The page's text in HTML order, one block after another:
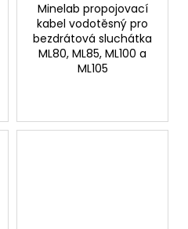
Minelab propojovací
kabel vodotěsný pro
bezdrátová sluchátka
ML80, ML85, ML100 a
ML105